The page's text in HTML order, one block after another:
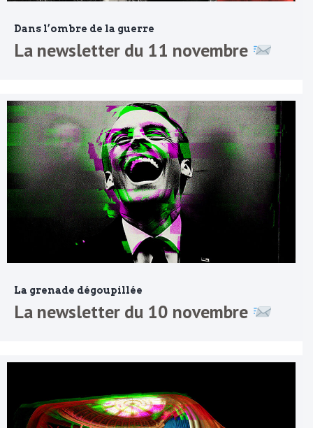
Dans l’ombre de la guerre
La newsletter du 11 novembre
La grenade dégoupillée
La newsletter du 10 novembre